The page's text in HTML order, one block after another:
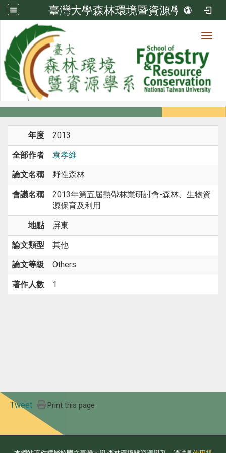
臺灣大學森林環境暨資源學系
系所成員
系所成員
年度 2013
全部作者 袁孝維
論文名稱 野性森林
會議名稱
2013年第五屆熱帶林業研討會-森林、生物資
源保育及利用
地點 屏東
論文類型 其他
論文等級 Others
著作人數 1
Tweet Print this page